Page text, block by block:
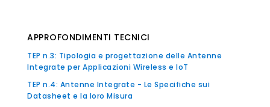
APPROFONDIMENTI TECNICI
TEP n.3: Tipologia e progettazione delle Antenne
Integrate per Applicazioni Wireless e IoT
TEP n.4: Antenne Integrate - Le Specifiche sui
Datasheet e la loro Misura